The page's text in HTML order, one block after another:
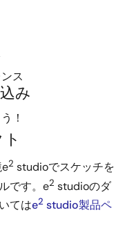
ス
み
！
2 studioでスケッチを
です。e2 studioのダ
てはe2 studio製品ペ